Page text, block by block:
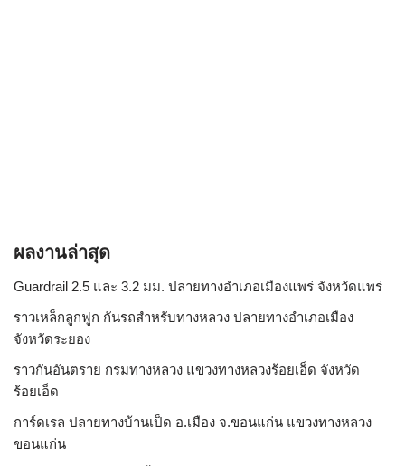
ผลงานล่าสุด
Guardrail 2.5 และ 3.2 มม. ปลายทางอำเภอเมืองแพร่ จังหวัดแพร่
ราวเหล็กลูกฟูก กันรถสําหรับทางหลวง ปลายทางอำเภอเมือง
จังหวัดระยอง
ราวกันอันตราย กรมทางหลวง แขวงทางหลวงร้อยเอ็ด จังหวัด
ร้อยเอ็ด
การ์ดเรล ปลายทางบ้านเป็ด อ.เมือง จ.ขอนแก่น แขวงทางหลวง
ขอนแก่น